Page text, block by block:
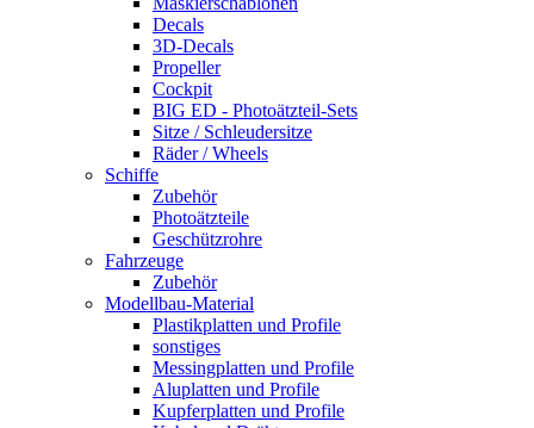
Decals
3D-Decals
Propeller
Cockpit
BIG ED - Photoätzteil-Sets
Sitze / Schleudersitze
Räder / Wheels
Schiffe
Zubehör
Photoätzteile
Geschützrohre
Fahrzeuge
Zubehör
Modellbau-Material
Plastikplatten und Profile
sonstiges
Messingplatten und Profile
Aluplatten und Profile
Kupferplatten und Profile